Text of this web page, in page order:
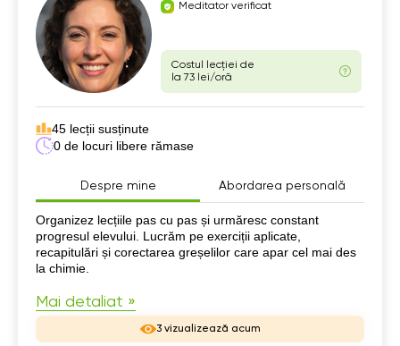
Meditator verificat
Costul lecției de
la 73 lei/oră
45 lecții susținute
0 de locuri libere rămase
Despre mine Abordarea personală
Despre mine
Organizez lecțiile pas cu pas și urmăresc constant
progresul elevului. Lucrăm pe exerciții aplicate,
recapitulări și corectarea greșelilor care apar cel mai des
la chimie.
Mai detaliat »
3 vizualizează acum